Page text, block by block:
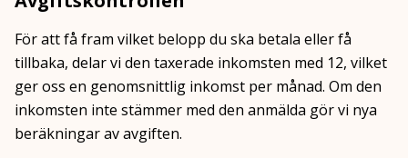
För att få fram vilket belopp du ska betala eller få
tillbaka, delar vi den taxerade inkomsten med 12, vilket
ger oss en genomsnittlig inkomst per månad. Om den
inkomsten inte stämmer med den anmälda gör vi nya
beräkningar av avgiften.